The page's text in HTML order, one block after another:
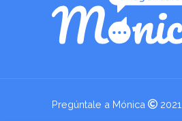
Pregúntale a Mónica